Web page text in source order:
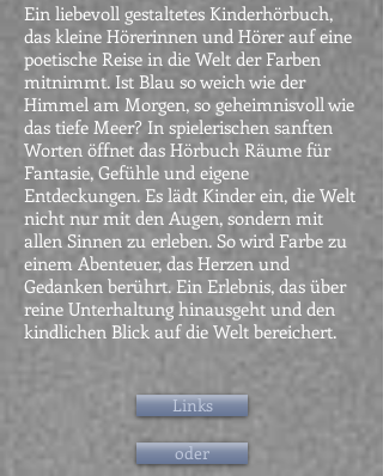
Ein liebevoll gestaltetes Kinderhörbuch,
das kleine Hörerinnen und Hörer auf eine
poetische Reise in die Welt der Farben
mitnimmt. Ist Blau so weich wie der
Himmel am Morgen, so geheimnisvoll wie
das tiefe Meer? In spielerischen sanften
Worten öffnet das Hörbuch Räume für
Fantasie, Gefühle und eigene
Entdeckungen. Es lädt Kinder ein, die Welt
nicht nur mit den Augen, sondern mit
allen Sinnen zu erleben. So wird Farbe zu
einem Abenteuer, das Herzen und
Gedanken berührt. Ein Erlebnis, das über
reine Unterhaltung hinausgeht und den
kindlichen Blick auf die Welt bereichert.
Links
oder